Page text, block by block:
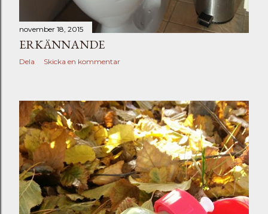
november 18, 2015
ERKÄNNANDE
Dela Skicka en kommentar